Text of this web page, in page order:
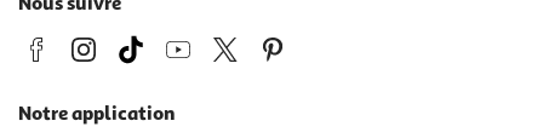
Notre application